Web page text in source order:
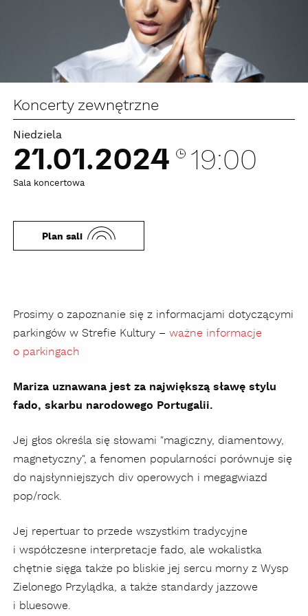
Koncerty zewnętrzne
Niedziela
21.01.2024 19:00
Sala koncertowa
Plan sali
Prosimy o zapoznanie się z informacjami dotyczącymi
parkingów w Strefie Kultury – ważne informacje
o parkingach
Mariza uznawana jest za największą sławę stylu
fado, skarbu narodowego Portugalii.
Jej głos określa się słowami "magiczny, diamentowy,
magnetyczny", a fenomen popularności porównuje się
do najsłynniejszych div operowych i megagwiazd
pop/rock.
Jej repertuar to przede wszystkim tradycyjne
i współczesne interpretacje fado, ale wokalistka
chętnie sięga także po bliskie jej sercu morny z Wysp
Zielonego Przylądka, a także standardy jazzowe
i bluesowe.